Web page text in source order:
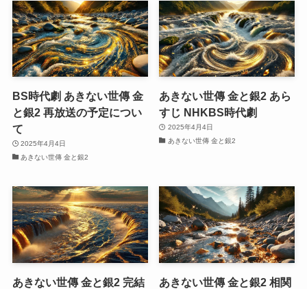
BS時代劇 あきない世傳 金
と銀2 再放送の予定につい
て
2025年4月4日
あきない世傳 金と銀2
あきない世傳 金と銀2 あら
すじ NHKBS時代劇
2025年4月4日
あきない世傳 金と銀2
あきない世傳 金と銀2 完結
あきない世傳 金と銀2 相関